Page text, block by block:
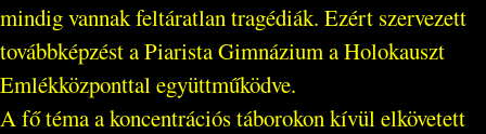
mindig vannak feltáratlan tragédiák. Ezért szervezett
továbbképzést a Piarista Gimnázium a Holokauszt
Emlékközponttal együttműködve.
A fő téma a koncentrációs táborokon kívül elkövetett